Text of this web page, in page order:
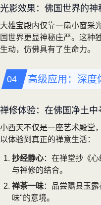
光影效果：佛国世界的神
大雄宝殿内仅靠一扇小窗采
国世界更显神秘庄严。这种
生动，仿佛具有了生命力。
高级应用：深度
禅修体验：在佛国净土中
小西天不仅是一座艺术殿堂
以体验到真正的禅意生活：
抄经静心：在禅堂抄《
与禅修的结合。
禅茶一味：品尝隰县玉
味"的意境。